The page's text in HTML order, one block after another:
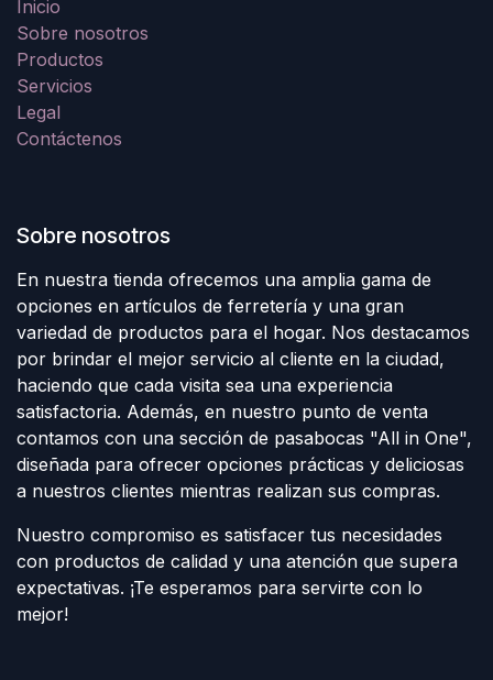
Inicio
Sobre nosotros
Productos
Servicios
Legal
Contáctenos
Sobre nosotros
En nuestra tienda ofrecemos una amplia gama de
opciones en artículos de ferretería y una gran
variedad de productos para el hogar. Nos destacamos
por brindar el mejor servicio al cliente en la ciudad,
haciendo que cada visita sea una experiencia
satisfactoria. Además, en nuestro punto de venta
contamos con una sección de pasabocas "All in One",
diseñada para ofrecer opciones prácticas y deliciosas
a nuestros clientes mientras realizan sus compras.
Nuestro compromiso es satisfacer tus necesidades
con productos de calidad y una atención que supera
expectativas. ¡Te esperamos para servirte con lo
mejor!